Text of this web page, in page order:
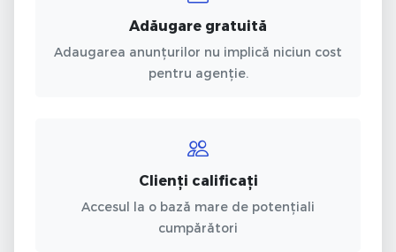
Adăugare gratuită
Adaugarea anunțurilor nu implică niciun cost
pentru agenție.
Clienți calificați
Accesul la o bază mare de potențiali
cumpărători